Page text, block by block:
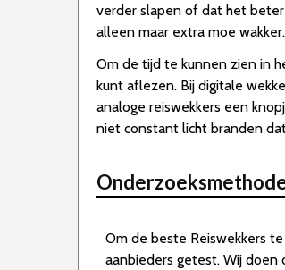
verder slapen of dat het
alleen maar extra moe wakker.
Om de tijd te kunnen zien in
kunt aflezen. Bij digitale
analoge reiswekkers een
niet constant licht branden
Om de beste Reiswekkers
aanbieders getest. Wij doen